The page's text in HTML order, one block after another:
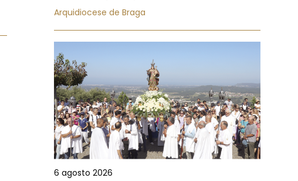
Arquidiocese de Braga
6 agosto 2026